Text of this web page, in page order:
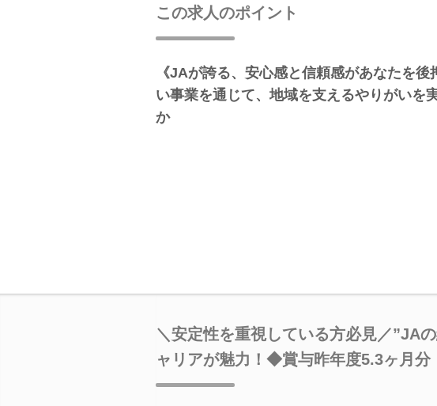
この求人のポイント
《JAが誇る、安心感と信頼感があなたを後
い事業を通じて、地域を支えるやりがいを
か
＼安定性を重視している方必見／”JA
ャリアが魅力！◆賞与昨年度5.3ヶ月分